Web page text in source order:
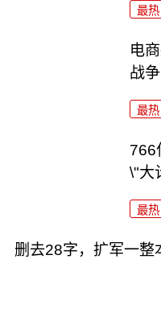
最热
电
战
最热
766
\"大
最热
删去28字，扩军一整